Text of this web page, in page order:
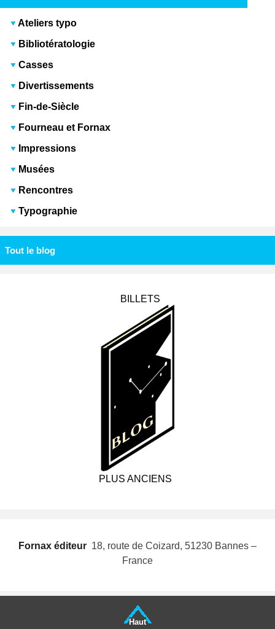
Ateliers typo
Bibliotératologie
Casses
Divertissements
Fin-de-Siècle
Fourneau et Fornax
Impressions
Musées
Rencontres
Typographie
Tout le blog
BILLETS
PLUS ANCIENS
Fornax éditeur  18, route de Coizard, 51230 Bannes –
France
Haut